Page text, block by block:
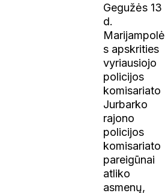
Gegužės 13
d.
Marijampolė
s apskrities
vyriausiojo
policijos
komisariato
Jurbarko
rajono
policijos
komisariato
pareigūnai
atliko
asmenų,